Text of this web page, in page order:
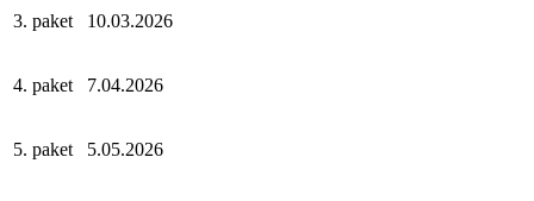
3. paket 10.03.2026
4. paket 7.04.2026
5. paket 5.05.2026